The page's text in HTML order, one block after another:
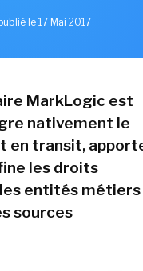
le 17 Mai 2017
MarkLogic est
nativement le
en transit,
les droits
entités métiers
sources